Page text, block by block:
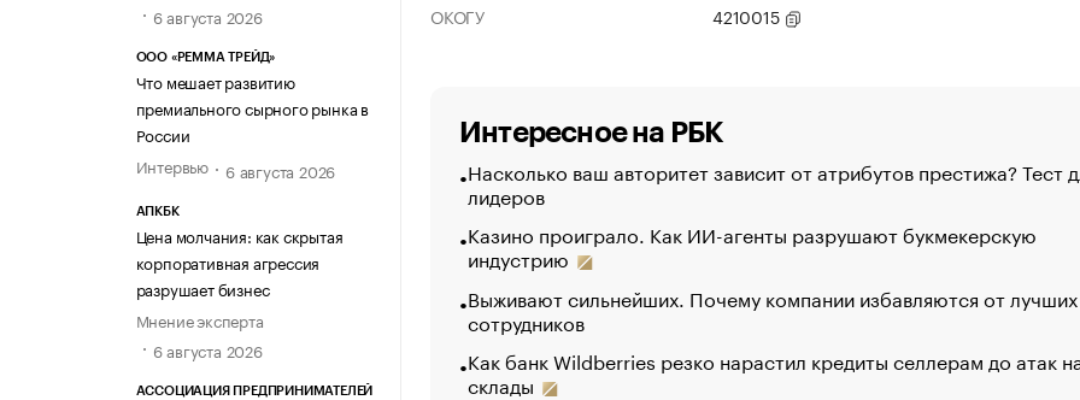
6 августа 2026
ООО «РЕММА ТРЕЙД»
Что мешает развитию
премиального сырного рынка в
России
Интервью
6 августа 2026
АПКБК
Цена молчания: как скрытая
корпоративная агрессия
разрушает бизнес
Мнение эксперта
6 августа 2026
АССОЦИАЦИЯ ПРЕДПРИНИМАТЕЛЕЙ
ОКОГУ
4210015
Интересное на РБК
Насколько ваш авторитет зависит от атрибутов престижа? Тест
лидеров
Казино проиграло. Как ИИ-агенты разрушают букмекерскую
индустрию
Выживают сильнейших. Почему компании избавляются от лучших
сотрудников
Как банк Wildberries резко нарастил кредиты селлерам до атак
склады